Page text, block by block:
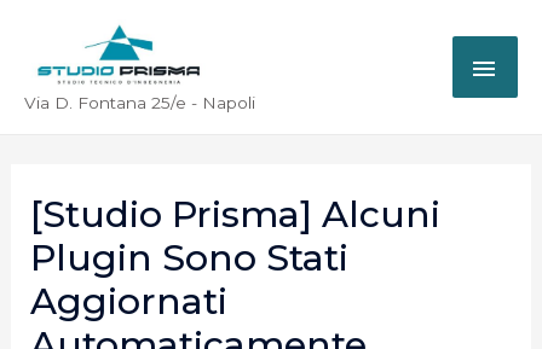
Via D. Fontana 25/e - Napoli
[Studio Prisma] Alcuni
Plugin Sono Stati
Aggiornati